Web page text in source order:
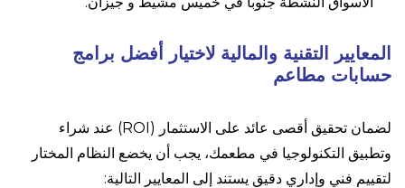
المعايير التقنية والمالية لاختيار أفضل برامج
حسابات مطاعم
لضمان تحقيق أقصى عائد على الاستثمار (ROI) عند شراء
وتطبيق التكنولوجيا في مطعمك، يجب أن يخضع النظام المختار
لتقييم فني وإداري دقيق يستند إلى المعايير التالية: